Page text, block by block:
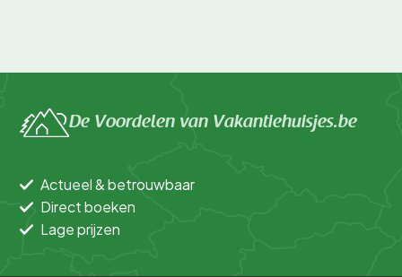
De Voordelen van Vakantiehuisjes.be
Actueel & betrouwbaar
Direct boeken
Lage prijzen